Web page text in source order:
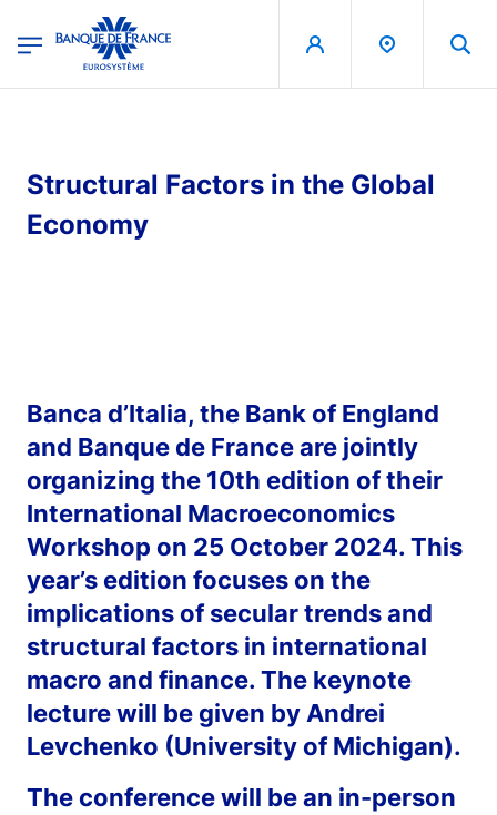
Banque de France - Menu Principal
Structural Factors in the Global
Economy
Banca d’Italia, the Bank of England
and Banque de France are jointly
organizing the 10th edition of their
International Macroeconomics
Workshop on 25 October 2024. This
year’s edition focuses on the
implications of secular trends and
structural factors in international
macro and finance. The keynote
lecture will be given by Andrei
Levchenko (University of Michigan).
The conference will be an in-person